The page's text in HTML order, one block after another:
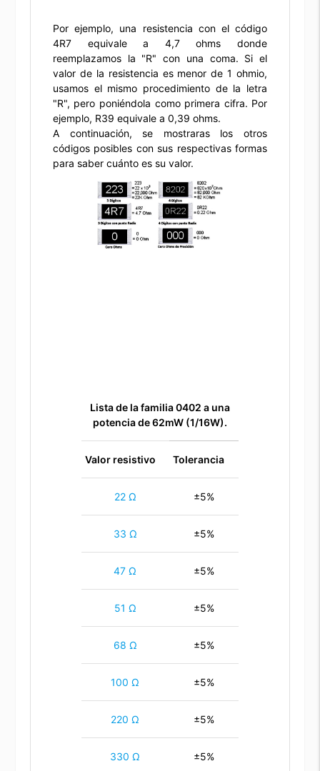
Por ejemplo, una resistencia con el código
4R7 equivale a 4,7 ohms donde
reemplazamos la "R" con una coma. Si el
valor de la resistencia es menor de 1 ohmio,
usamos el mismo procedimiento de la letra
"R", pero poniéndola como primera cifra. Por
ejemplo, R39 equivale a 0,39 ohms.
A continuación, se mostraras los otros
códigos posibles con sus respectivas formas
para saber cuánto es su valor.
Lista de la familia 0402 a una
potencia de 62mW (1/16W).
Valor resistivo Tolerancia
22 Ω ±5%
33 Ω ±5%
47 Ω ±5%
51 Ω ±5%
68 Ω ±5%
100 Ω ±5%
220 Ω ±5%
330 Ω ±5%